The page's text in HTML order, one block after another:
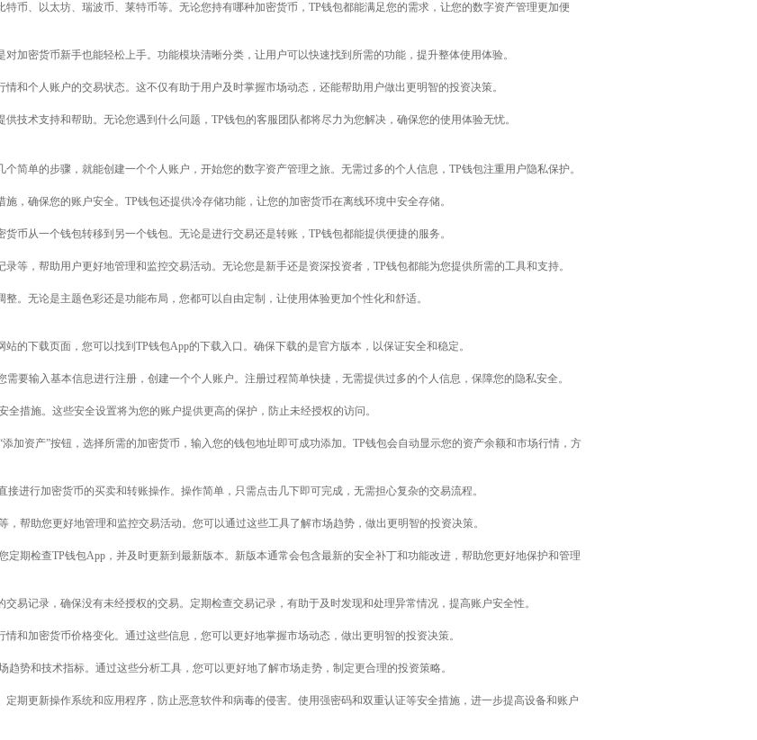
币、以太坊、瑞波币、莱特币等。无论您持有哪种加密货币，TP钱包都能满足您的需求，让您的数字资产管理更加便
加密货币新手也能轻松上手。功能模块清晰分类，让用户可以快速找到所需的功能，提升整体使用体验。
和个人账户的交易状态。这不仅有助于用户及时掌握市场动态，还能帮助用户做出更明智的投资决策。
技术支持和帮助。无论您遇到什么问题，TP钱包的客服团队都将尽力为您解决，确保您的使用体验无忧。
简单的步骤，就能创建一个个人账户，开始您的数字资产管理之旅。无需过多的个人信息，TP钱包注重用户隐私保护。
，确保您的账户安全。TP钱包还提供冷存储功能，让您的加密货币在离线环境中安全存储。
币从一个钱包转移到另一个钱包。无论是进行交易还是转账，TP钱包都能提供便捷的服务。
等，帮助用户更好地管理和监控交易活动。无论您是新手还是资深投资者，TP钱包都能为您提供所需的工具和支持。
。无论是主题色彩还是功能布局，您都可以自由定制，让使用体验更加个性化和舒适。
的下载页面，您可以找到TP钱包App的下载入口。确保下载的是官方版本，以保证安全和稳定。
要输入基本信息进行注册，创建一个个人账户。注册过程简单快捷，无需提供过多的个人信息，保障您的隐私安全。
措施。这些安全设置将为您的账户提供更高的保护，防止未经授权的访问。
加资产”按钮，选择所需的加密货币，输入您的钱包地址即可成功添加。TP钱包会自动显示您的资产余额和市场行情，方
进行加密货币的买卖和转账操作。操作简单，只需点击几下即可完成，无需担心复杂的交易流程。
帮助您更好地管理和监控交易活动。您可以通过这些工具了解市场趋势，做出更明智的投资决策。
定期检查TP钱包App，并及时更新到最新版本。新版本通常会包含最新的安全补丁和功能改进，帮助您更好地保护和管理
易记录，确保没有未经授权的交易。定期检查交易记录，有助于及时发现和处理异常情况，提高账户安全性。
和加密货币价格变化。通过这些信息，您可以更好地掌握市场动态，做出更明智的投资决策。
势和技术指标。通过这些分析工具，您可以更好地了解市场走势，制定更合理的投资策略。
期更新操作系统和应用程序，防止恶意软件和病毒的侵害。使用强密码和双重认证等安全措施，进一步提高设备和账户